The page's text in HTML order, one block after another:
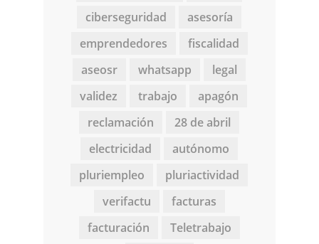
ciberseguridad
asesoría
emprendedores
fiscalidad
aseosr
whatsapp
legal
validez
trabajo
apagón
reclamación
28 de abril
electricidad
autónomo
pluriempleo
pluriactividad
verifactu
facturas
facturación
Teletrabajo